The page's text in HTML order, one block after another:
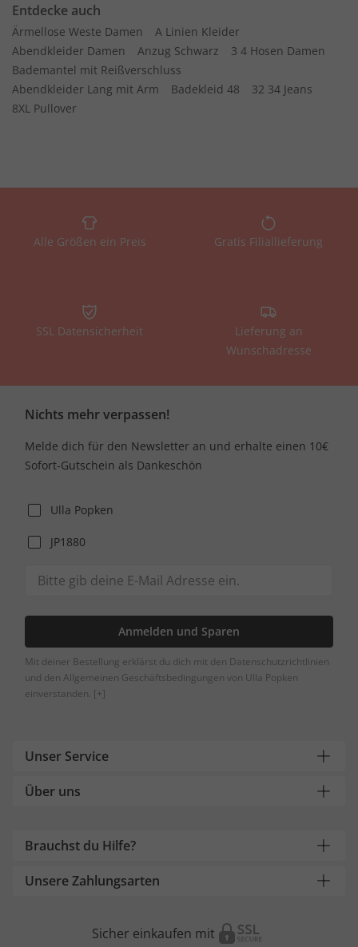
Entdecke auch
Ärmellose Weste Damen
A Linien Kleider
Abendkleider Damen
Anzug Schwarz
3 4 Hosen Damen
Bademantel mit Reißverschluss
Abendkleider Lang mit Arm
Badekleid 48
32 34 Jeans
8XL Pullover
Alle Größen ein Preis Gratis Filiallieferung
SSL Datensicherheit
Lieferung an
Wunschadresse
Nichts mehr verpassen!
Melde dich für den Newsletter an und erhalte einen 10€
Sofort-Gutschein als Dankeschön
Ulla Popken
JP1880
Anmelden und Sparen
Mit deiner Bestellung erklärst du dich mit den Datenschutzrichtlinien
und den Allgemeinen Geschäftsbedingungen von Ulla Popken
einverstanden. [+]
Unser Service
Über uns
Brauchst du Hilfe?
Unsere Zahlungsarten
Sicher einkaufen mit